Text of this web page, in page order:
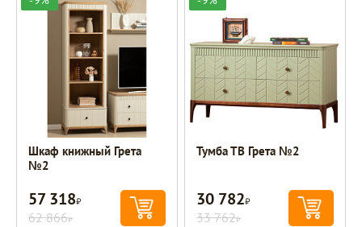
Шкаф книжный Грета
№2
57 318Р
62 866Р
Тумба ТВ Грета №2
30 782Р
33 762Р